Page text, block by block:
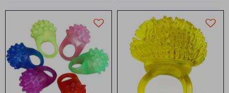
Anillo con Luz Anillo con Luz